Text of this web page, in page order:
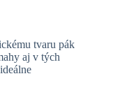
tvaru pák
aj v tých